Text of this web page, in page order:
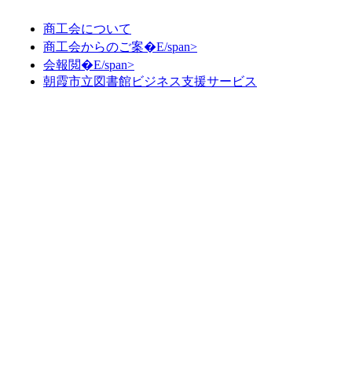
商工会について
商工会からのご案�E/span>
会報閲�E/span>
朝霞市立図書館ビジネス支援サービス